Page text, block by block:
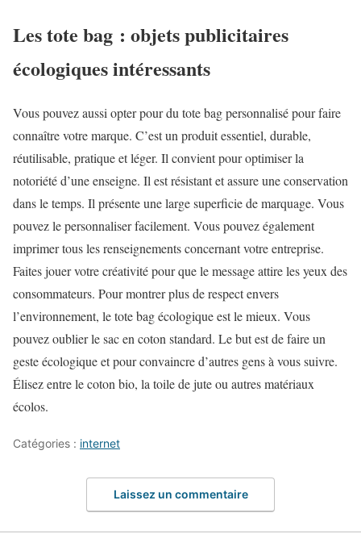
Les tote bag : objets publicitaires
écologiques intéressants
Vous pouvez aussi opter pour du tote bag personnalisé pour faire
connaître votre marque. C’est un produit essentiel, durable,
réutilisable, pratique et léger. Il convient pour optimiser la
notoriété d’une enseigne. Il est résistant et assure une conservation
dans le temps. Il présente une large superficie de marquage. Vous
pouvez le personnaliser facilement. Vous pouvez également
imprimer tous les renseignements concernant votre entreprise.
Faites jouer votre créativité pour que le message attire les yeux des
consommateurs. Pour montrer plus de respect envers
l’environnement, le tote bag écologique est le mieux. Vous
pouvez oublier le sac en coton standard. Le but est de faire un
geste écologique et pour convaincre d’autres gens à vous suivre.
Élisez entre le coton bio, la toile de jute ou autres matériaux
écolos.
Catégories : internet
Laissez un commentaire